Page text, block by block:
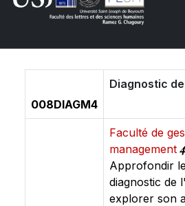
008DIAGM4
Diagnostic
Faculté de
management
Approfondir
diagnostic de
explorer son